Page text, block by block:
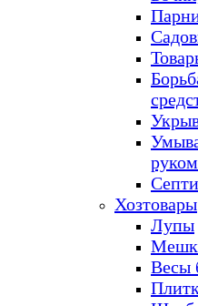
Хозтовары
Лупы
Весы